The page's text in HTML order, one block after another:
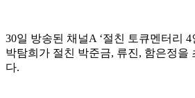
30일 방송된 채널A ‘절친 토큐멘터리
박탐희가 절친 박준금, 류진, 함은정을
다.